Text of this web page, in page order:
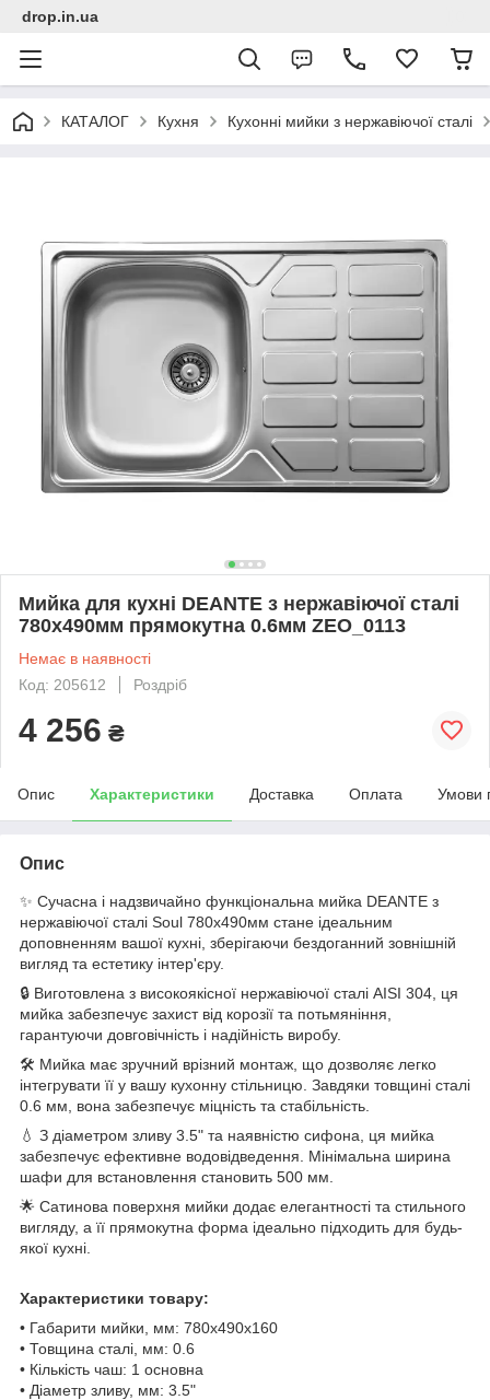
drop.in.ua
КАТАЛОГ Кухня Кухонні мийки з нержавіючої сталі
Мийка для кухні DEANTE з нержавіючої сталі
780x490мм прямокутна 0.6мм ZEO_0113
Немає в наявності
Код: 205612
Роздріб
4 256 ₴
Опис Характеристики Доставка Оплата Умови
Опис
✨ Сучасна і надзвичайно функціональна мийка DEANTE з
нержавіючої сталі Soul 780x490мм стане ідеальним
доповненням вашої кухні, зберігаючи бездоганний зовнішній
вигляд та естетику інтер'єру.
🔒 Виготовлена з високоякісної нержавіючої сталі AISI 304, ця
мийка забезпечує захист від корозії та потьмяніння,
гарантуючи довговічність і надійність виробу.
🛠️ Мийка має зручний врізний монтаж, що дозволяє легко
інтегрувати її у вашу кухонну стільницю. Завдяки товщині сталі
0.6 мм, вона забезпечує міцність та стабільність.
💧 З діаметром зливу 3.5" та наявністю сифона, ця мийка
забезпечує ефективне водовідведення. Мінімальна ширина
шафи для встановлення становить 500 мм.
🌟 Сатинова поверхня мийки додає елегантності та стильного
вигляду, а її прямокутна форма ідеально підходить для будь-
якої кухні.
Характеристики товару:
• Габарити мийки, мм: 780х490х160
• Товщина сталі, мм: 0.6
• Кількість чаш: 1 основна
• Діаметр зливу, мм: 3.5"